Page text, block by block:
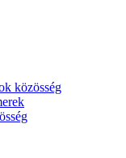
közösség